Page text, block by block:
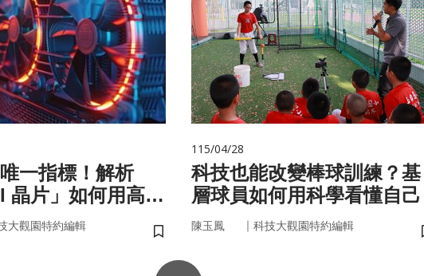
一指標！解析
晶片」如何用高效
大觀園特約編輯
儲存書籤
115/04/28
科技也能改變棒球訓練？基
層球員如何用科學看懂自己
陳玉鳳 ｜ 科技大觀園特約編輯